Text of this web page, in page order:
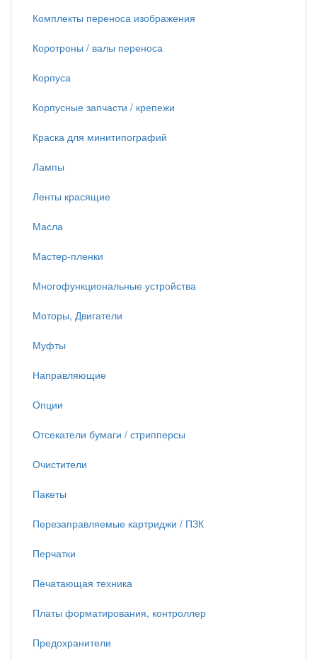
Комплекты переноса изображения
Коротроны / валы переноса
Корпуса
Корпусные запчасти / крепежи
Краска для минитипографий
Лампы
Ленты красящие
Масла
Мастер-пленки
Многофункциональные устройства
Моторы, Двигатели
Муфты
Направляющие
Опции
Отсекатели бумаги / стрипперсы
Очистители
Пакеты
Перезаправляемые картриджи / ПЗК
Перчатки
Печатающая техника
Платы форматирования, контроллер
Предохранители